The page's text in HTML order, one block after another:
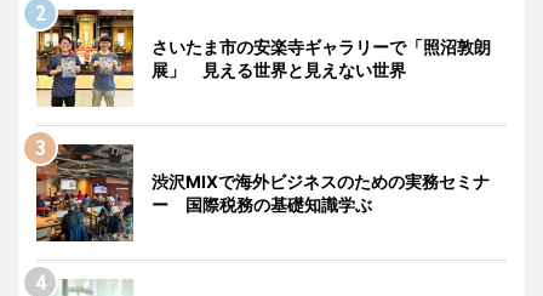
さいたま市の安楽寺ギャラリーで「照沼敦朗
展」 見える世界と見えない世界
渋沢MIXで海外ビジネスのための実務セミナ
ー 国際税務の基礎知識学ぶ